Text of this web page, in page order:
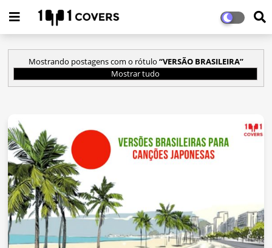
Mostrando postagens com o rótulo VERSÃO BRASILEIRA
Mostrar tudo